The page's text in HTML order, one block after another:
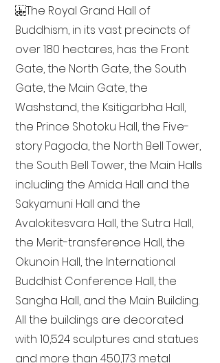
The Royal Grand Hall of
Buddhism, in its vast precincts of
over 180 hectares, has the Front
Gate, the North Gate, the South
Gate, the Main Gate, the
Washstand, the Ksitigarbha Hall,
the Prince Shotoku Hall, the Five-
story Pagoda, the North Bell Tower,
the South Bell Tower, the Main Halls
including the Amida Hall and the
Sakyamuni Hall and the
Avalokitesvara Hall, the Sutra Hall,
the Merit-transference Hall, the
Okunoin Hall, the International
Buddhist Conference Hall, the
Sangha Hall, and the Main Building.
All the buildings are decorated
with 10,524 sculptures and statues
and more than 450,173 metal